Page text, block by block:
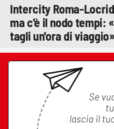
Intercity Roma-
ma c'è il nodo tempi:
tagli un'ora di viaggio»
Se
lascia il